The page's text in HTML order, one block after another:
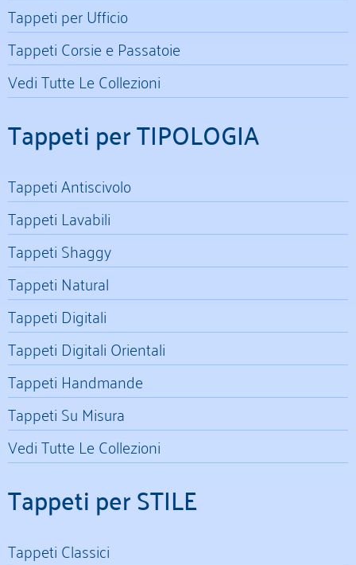
Tappeti per Ufficio
Tappeti Corsie e Passatoie
Vedi Tutte Le Collezioni
Tappeti per TIPOLOGIA
Tappeti Antiscivolo
Tappeti Lavabili
Tappeti Shaggy
Tappeti Natural
Tappeti Digitali
Tappeti Digitali Orientali
Tappeti Handmande
Tappeti Su Misura
Vedi Tutte Le Collezioni
Tappeti per STILE
Tappeti Classici